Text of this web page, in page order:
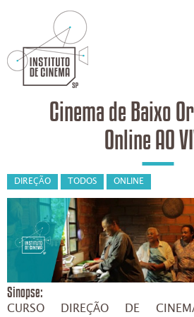
Cinema de Baixo
Online AO
DIREÇÃO TODOS ONLINE
Sinopse:
CURSO DIREÇÃO DE